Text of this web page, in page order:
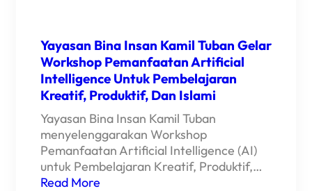
Yayasan Bina Insan Kamil Tuban Gelar
Workshop Pemanfaatan Artificial
Intelligence Untuk Pembelajaran
Kreatif, Produktif, Dan Islami
Yayasan Bina Insan Kamil Tuban
menyelenggarakan Workshop
Pemanfaatan Artificial Intelligence (AI)
untuk Pembelajaran Kreatif, Produktif,…
Read More